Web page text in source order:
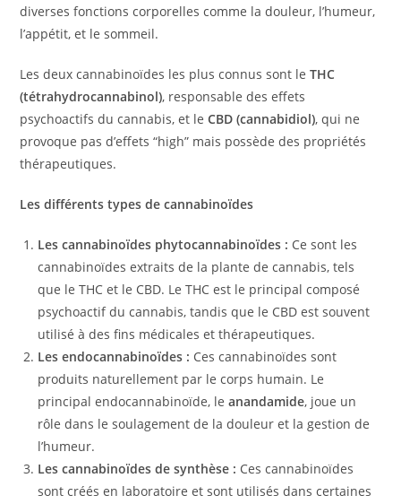
diverses fonctions corporelles comme la douleur, l’humeur,
l’appétit, et le sommeil.
Les deux cannabinoïdes les plus connus sont leTHC
(tétrahydrocannabinol), responsable des effets
psychoactifs du cannabis, et leCBD (cannabidiol), qui ne
provoque pas d’effets “high” mais possède des propriétés
thérapeutiques.
Les différents types de cannabinoïdes
Les cannabinoïdes phytocannabinoïdes : Ce sont les
cannabinoïdes extraits de la plante de cannabis, tels
que le THC et le CBD. Le THC est le principal composé
psychoactif du cannabis, tandis que le CBD est souvent
utilisé à des fins médicales et thérapeutiques.
Les endocannabinoïdes : Ces cannabinoïdes sont
produits naturellement par le corps humain. Le
principal endocannabinoïde, leanandamide, joue un
rôle dans le soulagement de la douleur et la gestion de
l’humeur.
Les cannabinoïdes de synthèse : Ces cannabinoïdes
sont créés en laboratoire et sont utilisés dans certaines